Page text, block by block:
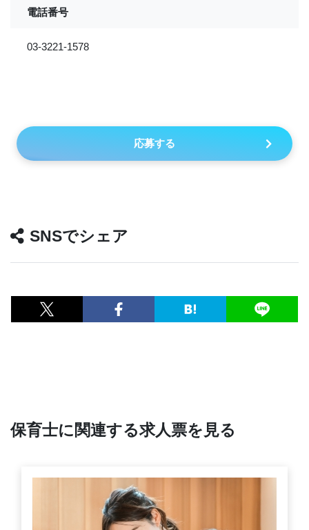
電話番号
03-3221-1578
応募する
SNSでシェア
保育士に関連する求人票を見る